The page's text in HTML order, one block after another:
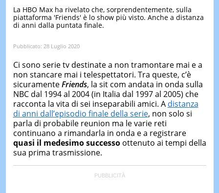
&
OGGI
LE
DI
IERI
La HBO Max ha rivelato che, sorprendentemente, sulla
piattaforma 'Friends' è lo show più visto. Anche a distanza
di anni dalla puntata finale.
Pubblicato: 28 Luglio 2020
Ci sono serie tv destinate a non tramontare mai e a
non stancare mai i telespettatori. Tra queste, c’è
sicuramenteFriends, la sit com andata in onda sulla
NBC dal 1994 al 2004 (in Italia dal 1997 al 2005) che
racconta la vita di sei inseparabili amici. A distanza
di anni dall’episodio finale della serie, non solo si
parla di probabile reunion ma le varie reti
continuano a rimandarla in onda e a registrare
quasi il medesimo successoottenuto ai tempi della
sua prima trasmissione.